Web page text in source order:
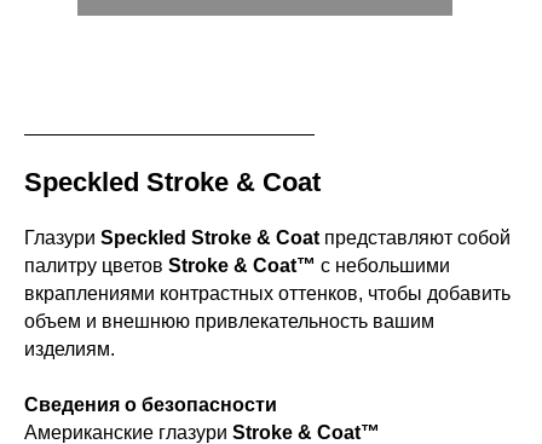
Speckled Stroke & Coat
Глазури Speckled Stroke & Coat представляют собой
палитру цветов Stroke & Coat™ с небольшими
вкраплениями контрастных оттенков, чтобы добавить
объем и внешнюю привлекательность вашим
изделиям.
Сведения о безопасности
Американские глазури Stroke & Coat™